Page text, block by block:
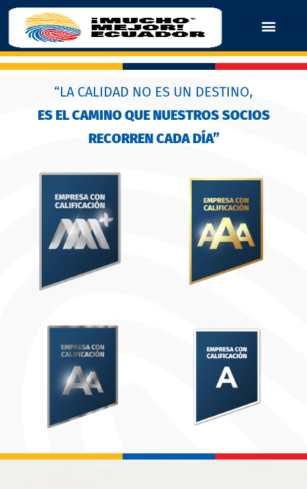
“LA CALIDAD NO ES UN DESTINO,
ES EL CAMINO QUE NUESTROS SOCIOS
RECORREN CADA DÍA”